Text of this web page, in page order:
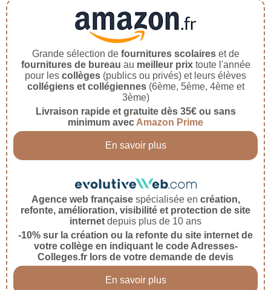
Grande sélection de fournitures scolaireset de
fournitures de bureau au meilleur prixtoute l'année
pour les collèges (publics ou privés) et leurs élèves
collégiens et collégiennes(6ème, 5ème, 4ème et
3ème)
Livraison rapide et gratuite dès 35€ ou sans
minimum avec Amazon Prime
En savoir plus
Agence web françaisespécialisée en création,
refonte, amélioration, visibilité et protection de site
internet depuis plus de 10 ans
-10% sur la création ou la refonte du site internet de
votre collège en indiquant le code Adresses-
Colleges.fr lors de votre demande de devis
En savoir plus